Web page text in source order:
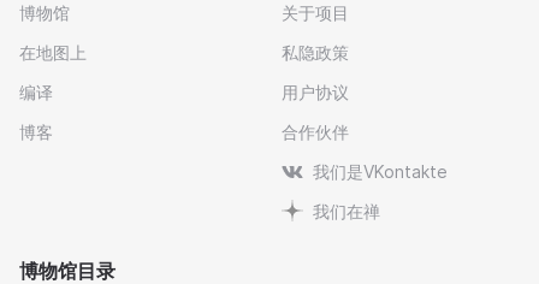
博物馆
在地图上
编译
博客
关于项目
私隐政策
用户协议
合作伙伴
我们是VKontakte
我们在禅
博物馆目录